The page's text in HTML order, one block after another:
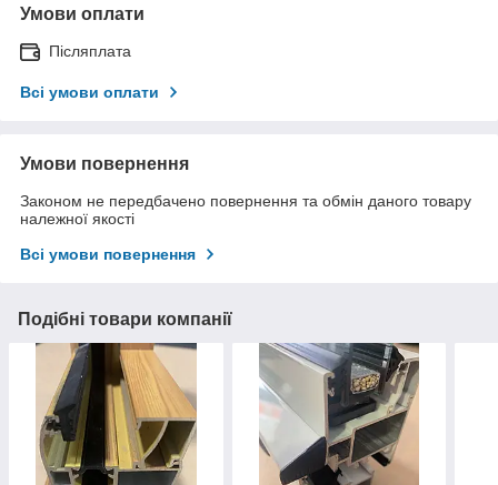
Умови оплати
Післяплата
Всі умови оплати
Умови повернення
Законом не передбачено повернення та обмін даного товару
належної якості
Всі умови повернення
Подібні товари компанії